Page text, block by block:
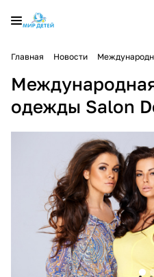
Главная Новости
одежды Salon